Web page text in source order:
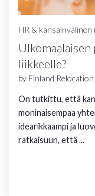
HR &
Ulkomaalaisen
liikkeelle?
by Finland Relocation
On tutkittu, että
moninaisempaa
idearikkaampi ja
ratkaisuun, että ...